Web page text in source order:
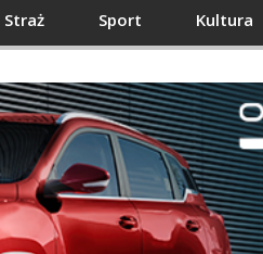
Straż Sport Kultura